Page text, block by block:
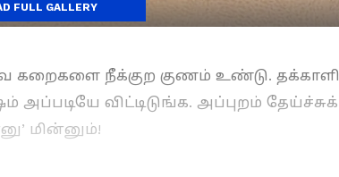
கறைகளை நீக்குற குணம் உண்டு. தக்காளி
அப்படியே விட்டிடுங்க. அப்புறம் தேய்ச்சுக்
மின்னும்!
FULL GALLERY